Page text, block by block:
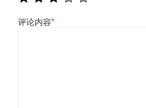
评论内容*